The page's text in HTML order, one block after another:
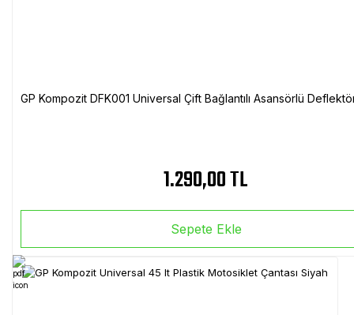
GP Kompozit DFK001 Universal Çift Bağlantılı Asansörlü
1.290,00 TL
Sepete Ekle